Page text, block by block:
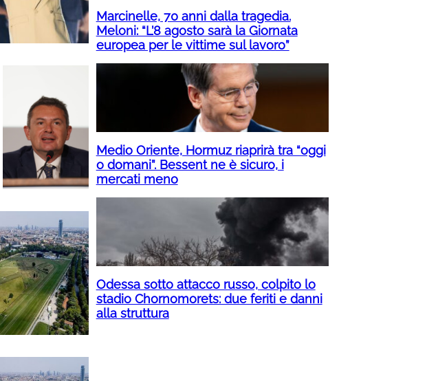
Marcinelle, 70 anni dalla tragedia.
Meloni: “L’8 agosto sarà la Giornata
europea per le vittime sul lavoro”
Medio Oriente, Hormuz riaprirà tra “oggi
o domani”. Bessent ne è sicuro, i
mercati meno
Odessa sotto attacco russo, colpito lo
stadio Chornomorets: due feriti e danni
alla struttura